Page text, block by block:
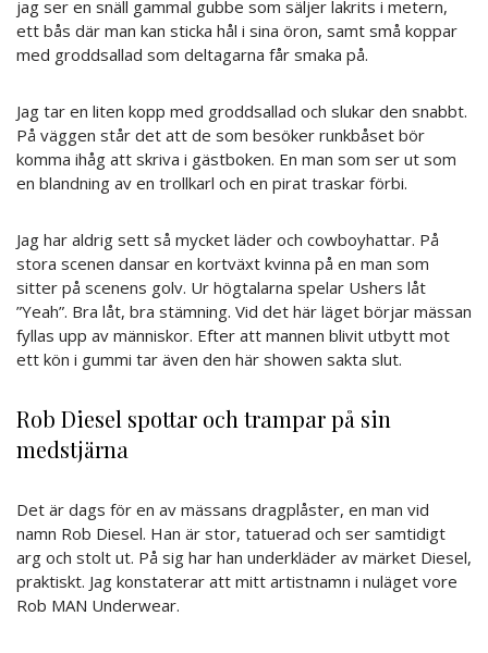
jag ser en snäll gammal gubbe som säljer lakrits i metern,
ett bås där man kan sticka hål i sina öron, samt små koppar
med groddsallad som deltagarna får smaka på.
Jag tar en liten kopp med groddsallad och slukar den snabbt.
På väggen står det att de som besöker runkbåset bör
komma ihåg att skriva i gästboken. En man som ser ut som
en blandning av en trollkarl och en pirat traskar förbi.
Jag har aldrig sett så mycket läder och cowboyhattar. På
stora scenen dansar en kortväxt kvinna på en man som
sitter på scenens golv. Ur högtalarna spelar Ushers låt
”Yeah”. Bra låt, bra stämning. Vid det här läget börjar mässan
fyllas upp av människor. Efter att mannen blivit utbytt mot
ett kön i gummi tar även den här showen sakta slut.
Rob Diesel spottar och trampar på sin
medstjärna
Det är dags för en av mässans dragplåster, en man vid
namn Rob Diesel. Han är stor, tatuerad och ser samtidigt
arg och stolt ut. På sig har han underkläder av märket Diesel,
praktiskt. Jag konstaterar att mitt artistnamn i nuläget vore
Rob MAN Underwear.